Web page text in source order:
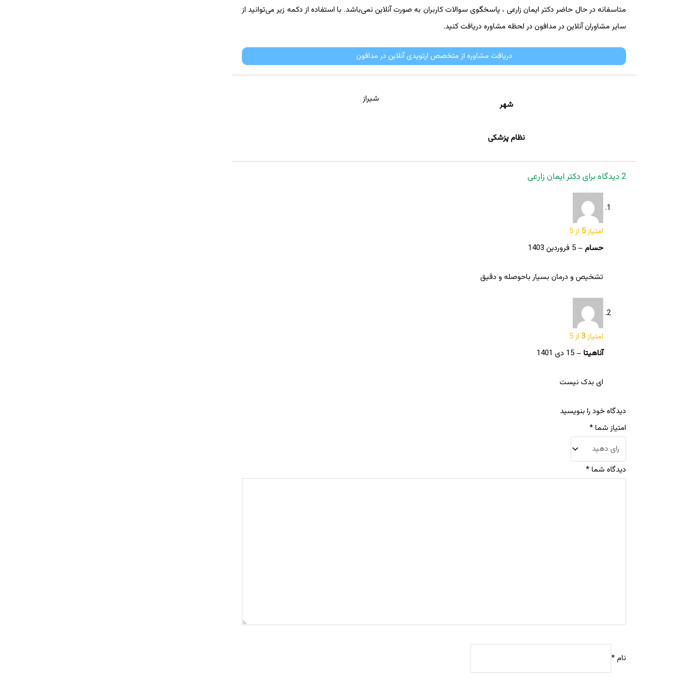
متاسفانه در حال حاضر دکتر ایمان زارعی ، پاسخگوی سوالات کاربران به صورت آنلاین نمی‌باشد. با استفاده از دکمه زیر می‌توانید از
سایر مشاوران آنلاین در مدافون در لحظه مشاوره دریافت کنید.
دریافت مشاوره از متخصص ارتوپدی آنلاین در مدافون
شهر
شیراز
نظام پزشکی
2 دیدگاه برای دکتر ایمان زارعی
امتیاز5 از 5
حسام – 5 فروردین 1403
تشخیص و درمان بسیار باحوصله و دقیق
امتیاز3 از 5
آناهیتا – 15 دی 1401
ای بدک نیست
دیدگاه خود را بنویسید
امتیاز شما*
دیدگاه شما*
نام*